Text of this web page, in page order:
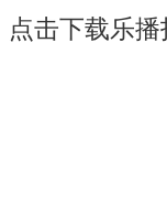
击下载乐